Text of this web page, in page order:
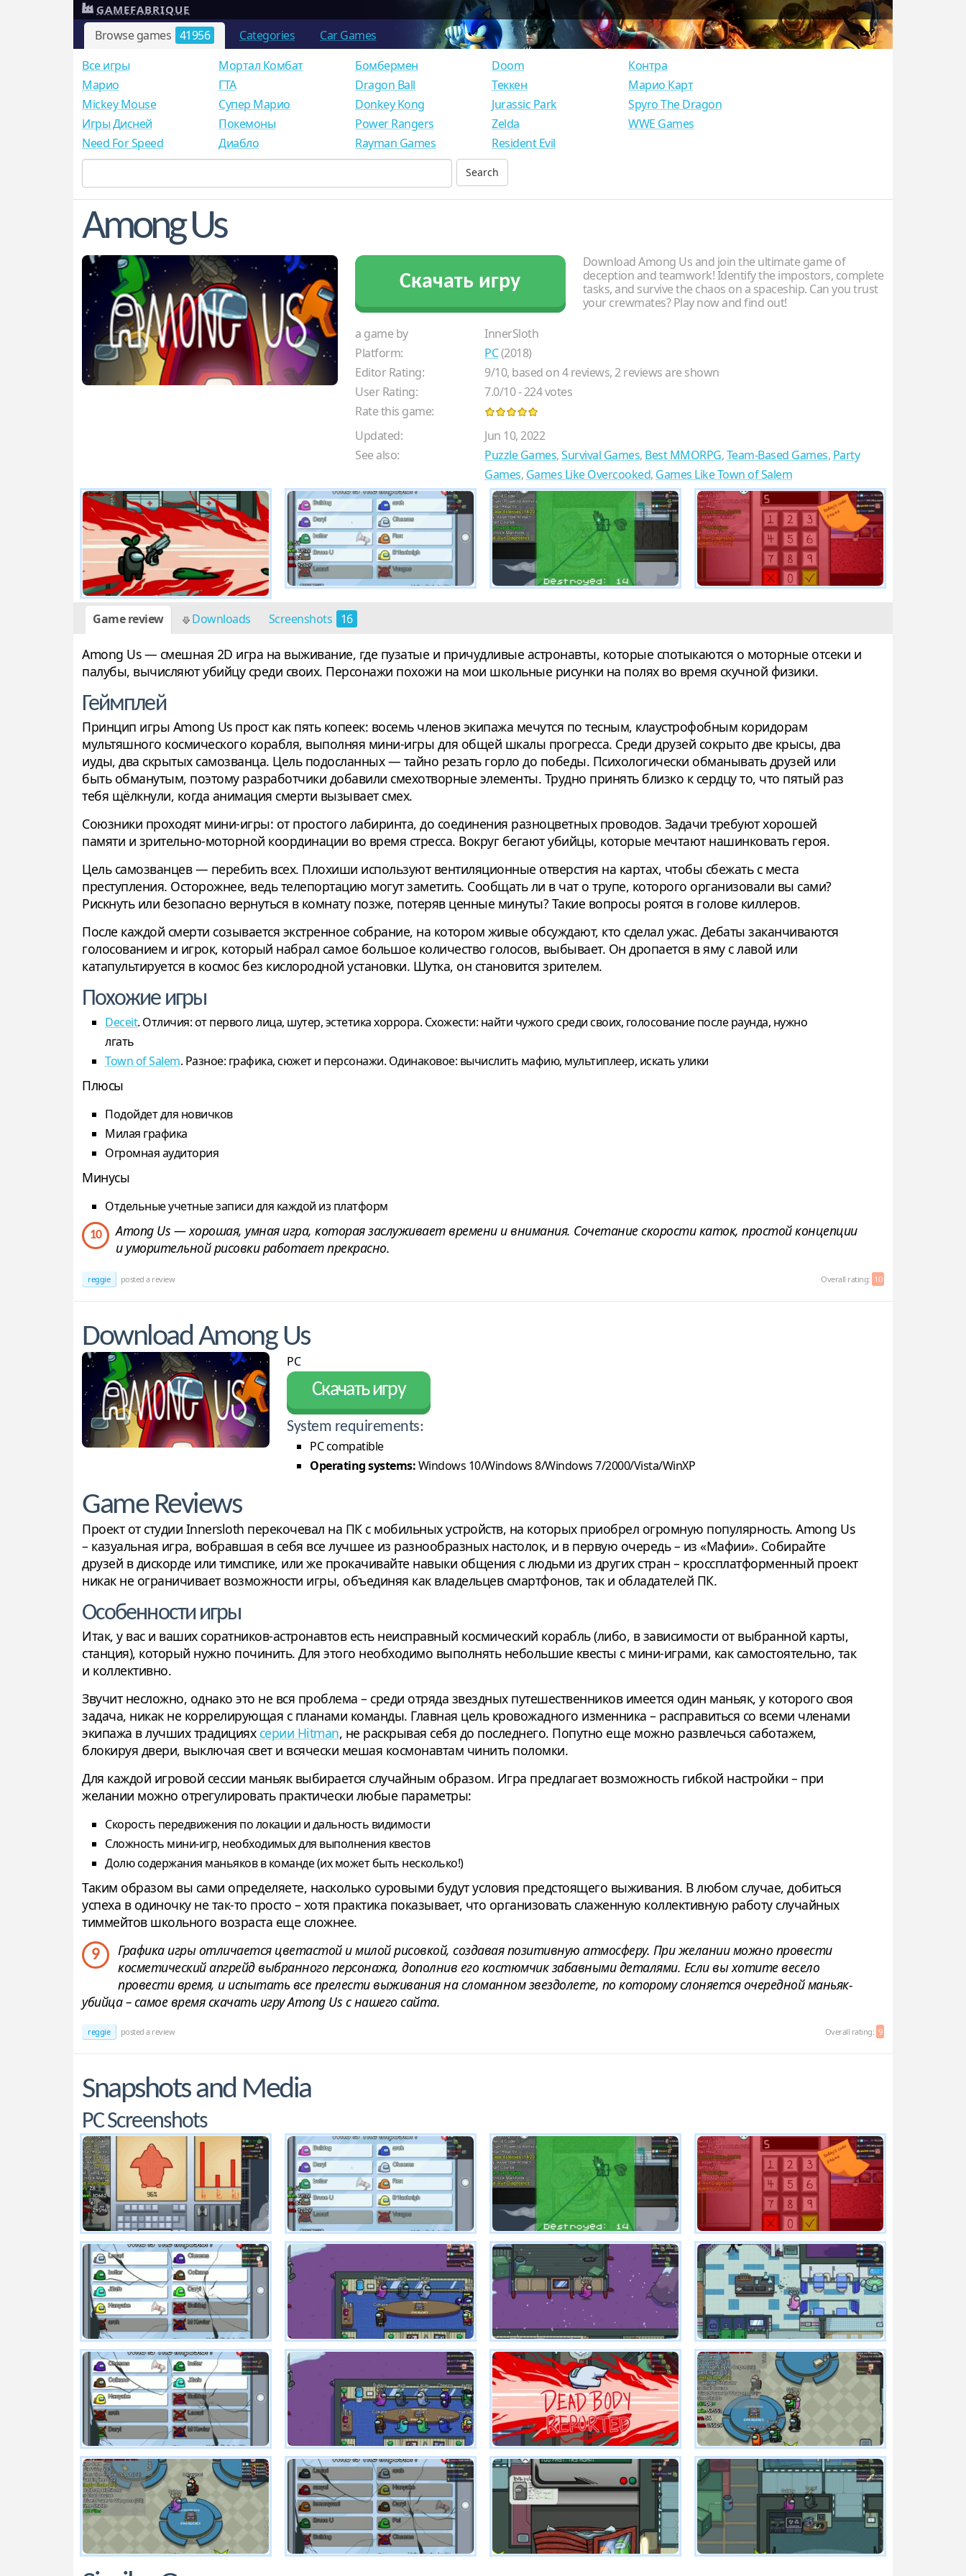
Browse games 41956 Categories Car Games
GAMEFABRIQUE
Все игры
Mарио
Mickey Mouse
Игры Дисней
Need For Speed
Мортал Комбат
ГТА
Супер Марио
Покемоны
Диабло
Бомбермен
Dragon Ball
Donkey Kong
Power Rangers
Rayman Games
Doom
Теккен
Jurassic Park
Zelda
Resident Evil
Контра
Марио Карт
Spyro The Dragon
WWE Games
Among Us
Скачать игру
Download Among Us and join the ultimate game of
deception and teamwork! Identify the impostors, complete
tasks, and survive the chaos on a spaceship. Can you trust
your crewmates? Play now and find out!
a game by
InnerSloth
Platform:
PC(2018)
Editor Rating:
9/10, based on4reviews,2reviews are shown
User Rating:
7.0/10-224votes
Rate this game:
Updated:
Jun 10, 2022
See also:
Puzzle Games,Survival Games, Best MMORPG,Team-Based Games, Party
Games, Games Like Overcooked, Games Like Town of Salem
Game review Downloads Screenshots 16
Among Us — смешная 2D игра на выживание, где пузатые и причудливые астронавты, которые спотыкаются о моторные отсеки и
палубы, вычисляют убийцу среди своих. Персонажи похожи на мои школьные рисунки на полях во время скучной физики.
Геймплей
Принцип игры Among Us прост как пять копеек: восемь членов экипажа мечутся по тесным, клаустрофобным коридорам
мультяшного космического корабля, выполняя мини-игры для общей шкалы прогресса. Среди друзей сокрыто две крысы, два
иуды, два скрытых самозванца. Цель подосланных — тайно резать горло до победы. Психологически обманывать друзей или
быть обманутым, поэтому разработчики добавили смехотворные элементы. Трудно принять близко к сердцу то, что пятый раз
тебя щёлкнули, когда анимация смерти вызывает смех.
Союзники проходят мини-игры: от простого лабиринта, до соединения разноцветных проводов. Задачи требуют хорошей
памяти и зрительно-моторной координации во время стресса. Вокруг бегают убийцы, которые мечтают нашинковать героя.
Цель самозванцев — перебить всех. Плохиши используют вентиляционные отверстия на картах, чтобы сбежать с места
преступления. Осторожнее, ведь телепортацию могут заметить. Сообщать ли в чат о трупе, которого организовали вы сами?
Рискнуть или безопасно вернуться в комнату позже, потеряв ценные минуты? Такие вопросы роятся в голове киллеров.
После каждой смерти созывается экстренное собрание, на котором живые обсуждают, кто сделал ужас. Дебаты заканчиваются
голосованием и игрок, который набрал самое большое количество голосов, выбывает. Он дропается в яму с лавой или
катапультируется в космос без кислородной установки. Шутка, он становится зрителем.
Похожие игры
Deceit. Отличия: от первого лица, шутер, эстетика хоррора. Схожести: найти чужого среди своих, голосование после раунда, нужно
лгать
Town of Salem. Разное: графика, сюжет и персонажи. Одинаковое: вычислить мафию, мультиплеер, искать улики
Плюсы
Подойдет для новичков
Милая графика
Огромная аудитория
Минусы
Отдельные учетные записи для каждой из платформ
10
Among Us — хорошая, умная игра, которая заслуживает времени и внимания. Сочетание скорости каток, простой концепции
и уморительной рисовки работает прекрасно.
reggie posted a review Overall rating: 10
Download Among Us
PC
Скачать игру
System requirements:
PC compatible
Operating systems:Windows 10/Windows 8/Windows 7/2000/Vista/WinXP
Game Reviews
Проект от студии Innersloth перекочевал на ПК с мобильных устройств, на которых приобрел огромную популярность. Among Us
– казуальная игра, вобравшая в себя все лучшее из разнообразных настолок, и в первую очередь – из «Мафии». Собирайте
друзей в дискорде или тимспике, или же прокачивайте навыки общения с людьми из других стран – кроссплатформенный проект
никак не ограничивает возможности игры, объединяя как владельцев смартфонов, так и обладателей ПК.
Особенности игры
Итак, у вас и ваших соратников-астронавтов есть неисправный космический корабль (либо, в зависимости от выбранной карты,
станция), который нужно починить. Для этого необходимо выполнять небольшие квесты с мини-играми, как самостоятельно, так
и коллективно.
Звучит несложно, однако это не вся проблема – среди отряда звездных путешественников имеется один маньяк, у которого своя
задача, никак не коррелирующая с планами команды. Главная цель кровожадного изменника – расправиться со всеми членами
экипажа в лучших традициях серии Hitman, не раскрывая себя до последнего. Попутно еще можно развлечься саботажем,
блокируя двери, выключая свет и всячески мешая космонавтам чинить поломки.
Для каждой игровой сессии маньяк выбирается случайным образом. Игра предлагает возможность гибкой настройки – при
желании можно отрегулировать практически любые параметры:
Скорость передвижения по локации и дальность видимости
Сложность мини-игр, необходимых для выполнения квестов
Долю содержания маньяков в команде (их может быть несколько!)
Таким образом вы сами определяете, насколько суровыми будут условия предстоящего выживания. В любом случае, добиться
успеха в одиночку не так-то просто – хотя практика показывает, что организовать слаженную коллективную работу случайных
тиммейтов школьного возраста еще сложнее.
9
Графика игры отличается цветастой и милой рисовкой, создавая позитивную атмосферу. При желании можно провести
косметический апгрейд выбранного персонажа, дополнив его костюмчик забавными деталями. Если вы хотите весело
провести время, и испытать все прелести выживания на сломанном звездолете, по которому слоняется очередной маньяк-
убийца – самое время скачать игру Among Us с нашего сайта.
reggie posted a review Overall rating: 9
Snapshots and Media
PC Screenshots